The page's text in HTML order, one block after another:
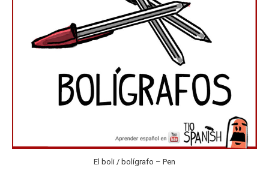
El boli / bolígrafo – Pen